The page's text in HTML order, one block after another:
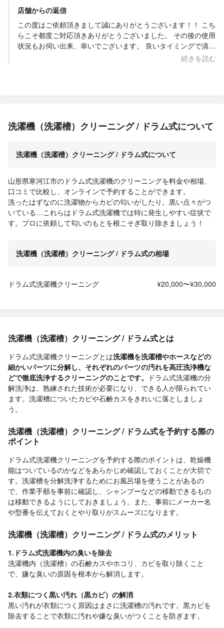
なら、定期的にクリーニングお願いした方が良いと思いました。
暑い中の作業で申し訳なかったです。 ありがとうございました！
店舗からの返信
この度はご依頼頂きまして誠にありがとうございます！！ こち
らこそ都度ご対応頂きありがとうございました。 その後の使用
状況もお伺い出来、幸いでございます。 良いタイミングで清掃
作業も出来たのではないかと思います。 また必要な際にはお声
続きを読む
洗濯機（洗濯槽）クリーニング / ドラム式について
洗濯機（洗濯槽）クリーニング / ドラム式について
山形県寒河江市のドラム式洗濯機のクリーニングを料金や相場、
口コミで比較し、オンラインで予約することができます。
洗ったはずなのに洗濯物からカビの匂いがしたり。黒い点々がつ
いている…これらはドラム式洗濯機では特に発生しやすい症状で
す。プロに依頼して匂いのもとを根こそぎ取り除きましょう！
洗濯機（洗濯槽）クリーニング / ドラム式の相場
ドラム式洗濯機クリーニング ¥20,000〜¥30,000
洗濯機（洗濯槽）クリーニング / ドラム式とは
ドラム式洗濯機クリーニングとは洗濯機を洗濯槽やホースなどの
細かいパーツに分解し、それぞれのパーツの汚れを高圧洗浄機な
どで徹底洗浄するクリーニングのことです。
ドラム式洗濯機の分
解洗浄は、熟練された技術が必要になり、できる人が限られてい
ます。洗濯槽についたカビや石鹸カスをきれいに落としましょ
う。
洗濯機（洗濯槽）クリーニング / ドラム式を予約する際の
ポイント
ドラム式洗濯機クリーニングを予約する際のポイントは、乾燥機
能はついているのかなどをあらかじめ確認しておくことが大切で
す。洗濯槽を分解洗浄するためにお風呂場を使うことがあるの
で、作業手順を事前に確認し、シャンプーなどの移動できるもの
は移動できるようにしておきましょう。また、事前にメーカー名
や型番を伝えておくとやり取りがスムーズになります。
洗濯機（洗濯槽）クリーニング / ドラム式のメリット
1.ドラム式洗濯機内の臭いを除去
洗濯機内（洗濯槽）の石鹸カスやホコリ、カビを取り除くこと
で、嫌な臭いの原因を根本から解消します。
2.衣類につく黒い汚れ（黒カビ）の解消
黒い汚れが衣類につく原因はまさに洗濯槽の汚れです。黒カビを
除去することで衣類に汚れや嫌な臭いがつくことを防ぎます。